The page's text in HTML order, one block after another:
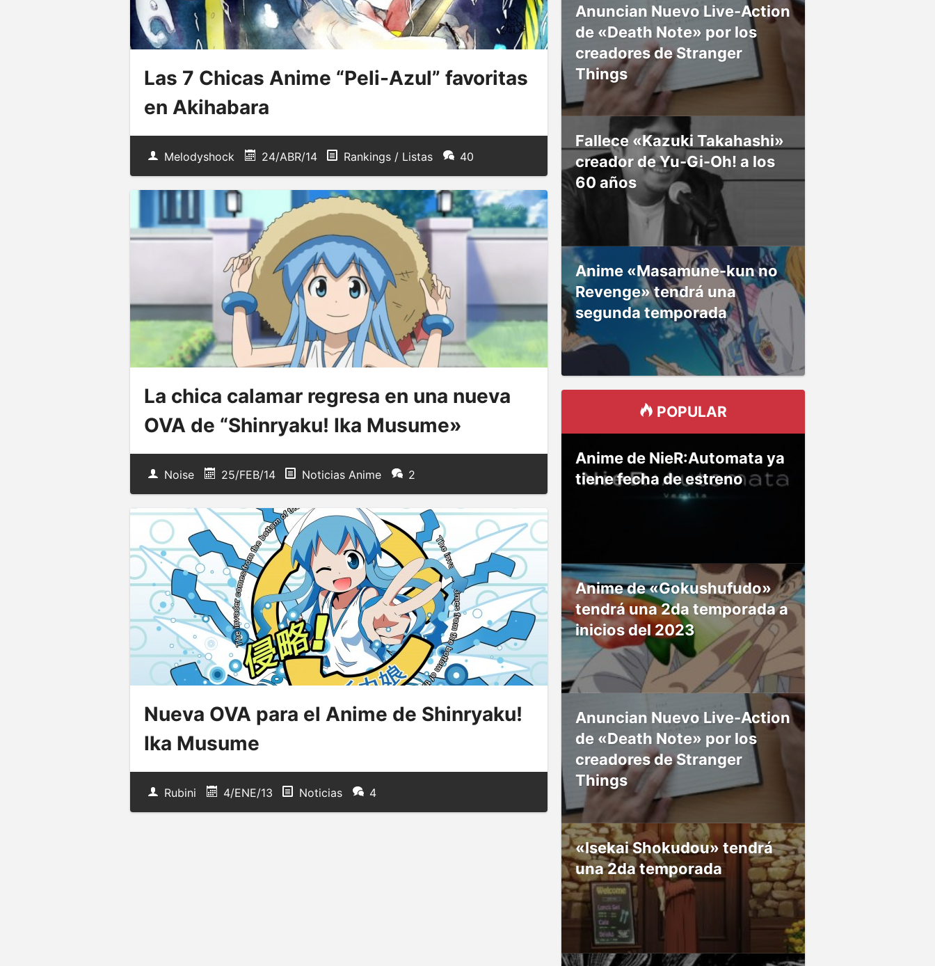
Las 7 Chicas Anime “Peli-Azul” favoritas
en Akihabara
Melodyshock 24/ABR/14 Rankings / Listas 40
La chica calamar regresa en una nueva
OVA de “Shinryaku! Ika Musume»
Noise 25/FEB/14 Noticias Anime 2
Nueva OVA para el Anime de Shinryaku!
Ika Musume
Rubini 4/ENE/13 Noticias 4
Anuncian Nuevo Live-Action
de «Death Note» por los
creadores de Stranger
Things
Fallece «Kazuki Takahashi»
creador de Yu-Gi-Oh! a los
60 años
Anime «Masamune-kun no
Revenge» tendrá una
segunda temporada
POPULAR
Anime de NieR:Automata ya
tiene fecha de estreno
Anime de «Gokushufudo»
tendrá una 2da temporada a
inicios del 2023
Anuncian Nuevo Live-Action
de «Death Note» por los
creadores de Stranger
Things
«Isekai Shokudou» tendrá
una 2da temporada